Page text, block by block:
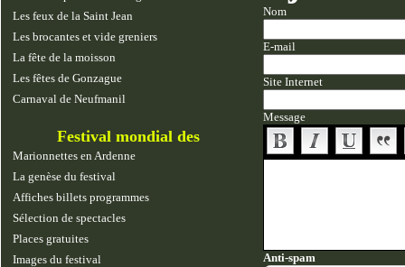
Les feux de la Saint Jean
Les brocantes et vide greniers
La fête de la moisson
Les fêtes de Gonzague
Carnaval de Neufmanil
Festival mondial des
marionnettes
Marionnettes en Ardenne
La genèse du festival
Affiches billets programmes
Sélection de spectacles
Places gratuites
Images du festival
Nom
E-mail
Site Internet
Message
Anti-spam